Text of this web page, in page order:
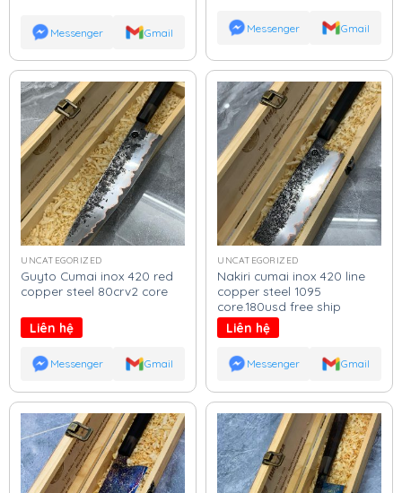
Messenger Gmail Messenger Gmail
UNCATEGORIZED
Guyto Cumai inox 420 red
copper steel 80crv2 core
Liên hệ
Messenger Gmail
UNCATEGORIZED
Nakiri cumai inox 420 line
copper steel 1095
core.180usd free ship
Liên hệ
Messenger Gmail